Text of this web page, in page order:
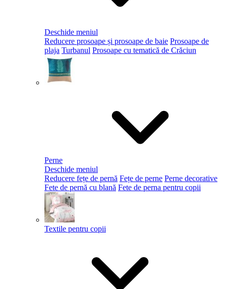
Deschide meniul
Reducere prosoape și prosoape de baie Prosoape de
plaja Turbanul Prosoape cu tematică de Crăciun
Perne
Deschide meniul
Reducere fețe de pernă Fețe de perne Perne decorative
Fete de pernă cu blană Fete de perna pentru copii
Textile pentru copii